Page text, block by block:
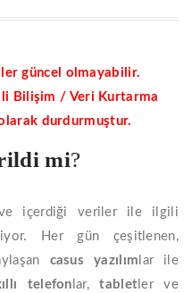
güncel olmayabilir.
Bilişim / Veri Kurtarma
durdurmuştur.
mi?
ve içerdiği veriler ile ilgili
Her gün çeşitlenen,
casus yazılım lar ile
telefon lar,tablet ler ve